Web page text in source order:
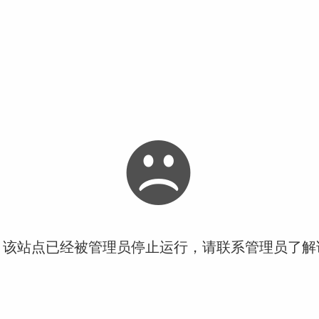
站点已经被管理员停止运行，请联系管理员了